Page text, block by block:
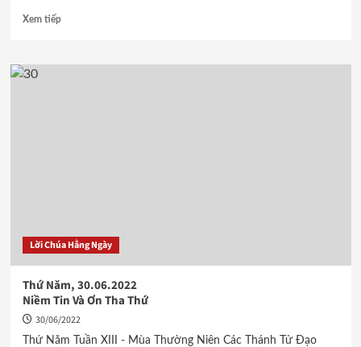
Xem tiếp
Lời Chúa Hằng Ngày
Thứ Năm, 30.06.2022
Niềm Tin Và Ơn Tha Thứ
30/06/2022
Thứ Năm Tuần XIII - Mùa Thường Niên Các Thánh Tử Đạo